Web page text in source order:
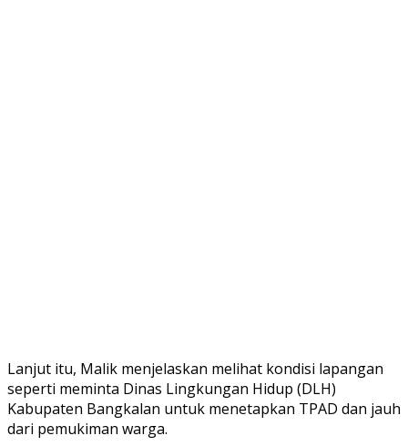
Lanjut itu, Malik menjelaskan melihat kondisi lapangan
seperti meminta Dinas Lingkungan Hidup (DLH)
Kabupaten Bangkalan untuk menetapkan TPAD dan jauh
dari pemukiman warga.